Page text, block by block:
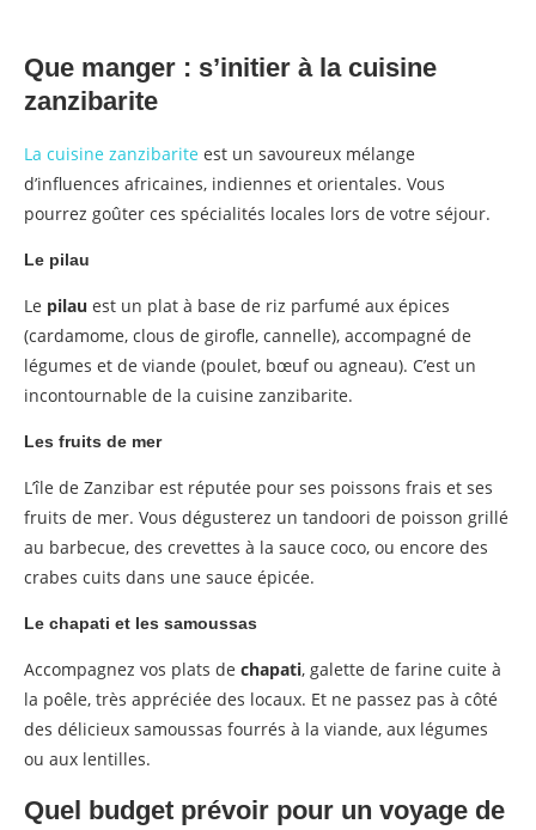
Que manger : s’initier à la cuisine
zanzibarite
La cuisine zanzibarite est un savoureux mélange
d’influences africaines, indiennes et orientales. Vous
pourrez goûter ces spécialités locales lors de votre séjour.
Le pilau
Le pilau est un plat à base de riz parfumé aux épices
(cardamome, clous de girofle, cannelle), accompagné de
légumes et de viande (poulet, bœuf ou agneau). C’est un
incontournable de la cuisine zanzibarite.
Les fruits de mer
L’île de Zanzibar est réputée pour ses poissons frais et ses
fruits de mer. Vous dégusterez un tandoori de poisson grillé
au barbecue, des crevettes à la sauce coco, ou encore des
crabes cuits dans une sauce épicée.
Le chapati et les samoussas
Accompagnez vos plats de chapati, galette de farine cuite à
la poêle, très appréciée des locaux. Et ne passez pas à côté
des délicieux samoussas fourrés à la viande, aux légumes
ou aux lentilles.
Quel budget prévoir pour un voyage de